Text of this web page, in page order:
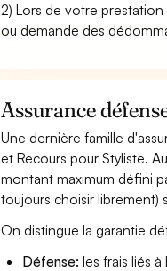
2) Lors de votre
ou demande des
Assurance
Une dernière famille
et Recours pour Styliste.
montant maximum défini
toujours choisir librement)
On distingue la garantie
Défense: les frais liés